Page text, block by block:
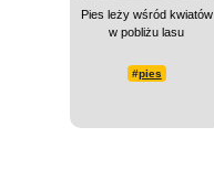
Pies leży wśród kwiatów
w pobliżu lasu
#pies